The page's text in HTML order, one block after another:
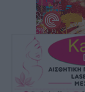
Αθλητικά πριν 3 ώρες
ΚΑΕ Κολοσσός: Τα…
Αθλητικά πριν 3 ώρες
Ιπποκράτης:
πριν 3 ώρες